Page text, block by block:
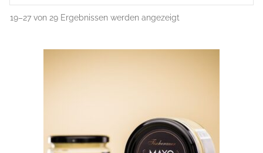
19–27 von 29 Ergebnissen werden angezeigt